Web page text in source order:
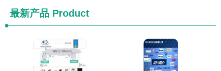
最新产品 Product